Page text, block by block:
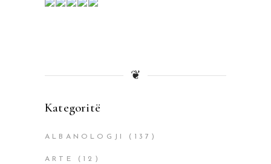
❦
Kategoritë
ALBANOLOGJI (137)
ARTE (12)